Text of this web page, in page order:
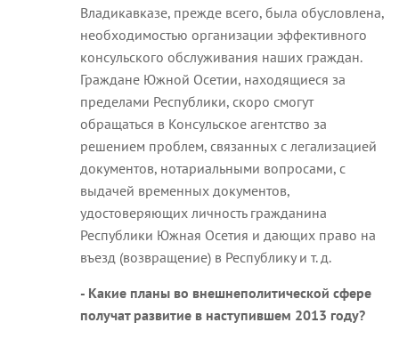
Владикавказе, прежде всего, была обусловлена,
необходимостью организации эффективного
консульского обслуживания наших граждан.
Граждане Южной Осетии, находящиеся за
пределами Республики, скоро смогут
обращаться в Консульское агентство за
решением проблем, связанных с легализацией
документов, нотариальными вопросами, с
выдачей временных документов,
удостоверяющих личность гражданина
Республики Южная Осетия и дающих право на
въезд (возвращение) в Республику и т. д.
- Какие планы во внешнеполитической сфере
получат развитие в наступившем 2013 году?